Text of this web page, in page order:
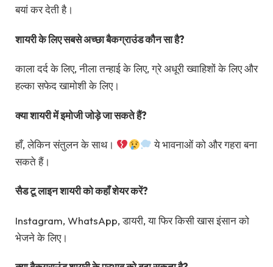
बयां कर देती है।
शायरी के लिए सबसे अच्छा बैकग्राउंड कौन सा है?
काला दर्द के लिए, नीला तन्हाई के लिए, ग्रे अधूरी ख्वाहिशों के लिए और
हल्का सफेद खामोशी के लिए।
क्या शायरी में इमोजी जोड़े जा सकते हैं?
हाँ, लेकिन संतुलन के साथ।
ये भावनाओं को और गहरा बना
सकते हैं।
सैड टू लाइन शायरी को कहाँ शेयर करें?
Instagram, WhatsApp, डायरी, या फिर किसी खास इंसान को
भेजने के लिए।